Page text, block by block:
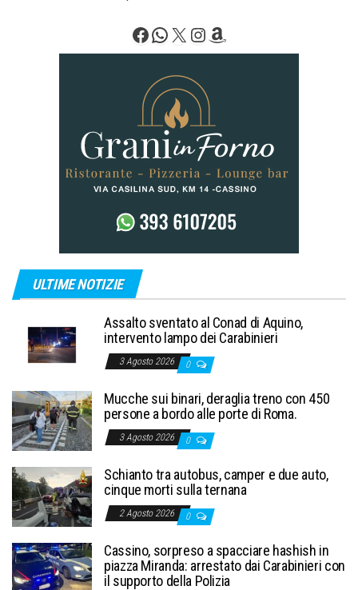
Facebook
WhatsApp
X Instagram
Amazon
ULTIME NOTIZIE
Assalto sventato al Conad di Aquino,
intervento lampo dei Carabinieri
3 Agosto 2026 0
Mucche sui binari, deraglia treno con 450
persone a bordo alle porte di Roma.
3 Agosto 2026 0
Schianto tra autobus, camper e due auto,
cinque morti sulla ternana
2 Agosto 2026 0
Cassino, sorpreso a spacciare hashish in
piazza Miranda: arrestato dai Carabinieri con
il supporto della Polizia